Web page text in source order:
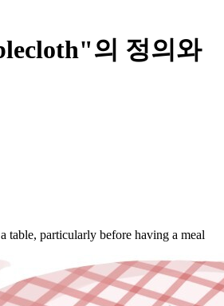
의 정의와
table, particularly before having a meal